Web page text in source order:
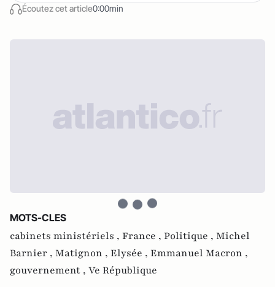
Écoutez cet article0:00min
MOTS-CLES
cabinets ministériels , France , Politique , Michel
Barnier , Matignon , Elysée , Emmanuel Macron ,
gouvernement , Ve République